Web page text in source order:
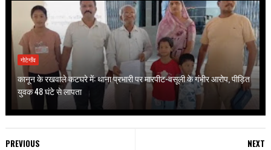
गोटेगाँव
कानून के रखवाले कटघरे में: थाना प्रभारी पर मारपीट-वसूली के गंभीर आरोप, पीड़ित
युवक 48 घंटे से लापता
NEXT
PREVIOUS